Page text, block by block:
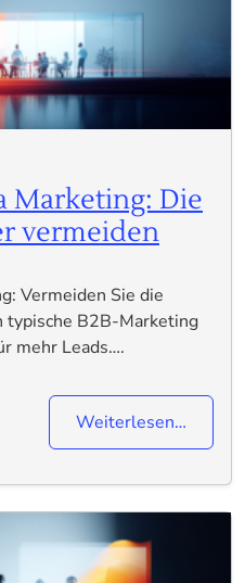
Marketing: Die
vermeiden
Vermeiden Sie die
B2B-Marketing
mehr Leads….
Weiterlesen…